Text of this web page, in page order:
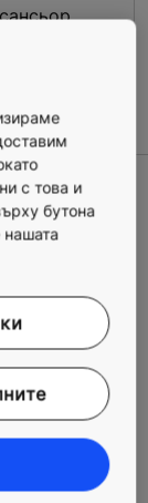
с това и
бутона
нашата